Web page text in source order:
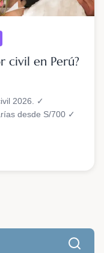
civil en Perú?
2026. ✓
desde S/700 ✓